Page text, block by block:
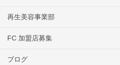
再生美容事業部
FC 加盟店募集
ブログ